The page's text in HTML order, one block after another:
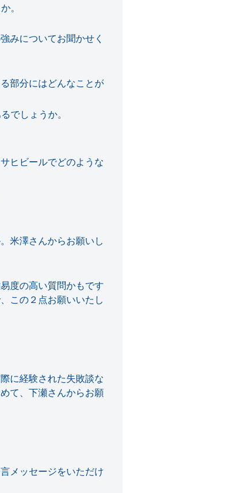
。
みについてお聞かせく
部分にはどんなことが
でしょうか。
ヒビールでどのような
米澤さんからお願いし
度の高い質問かもです
この２点お願いいたし
に経験された失敗談な
て、下瀬さんからお願
メッセージをいただけ